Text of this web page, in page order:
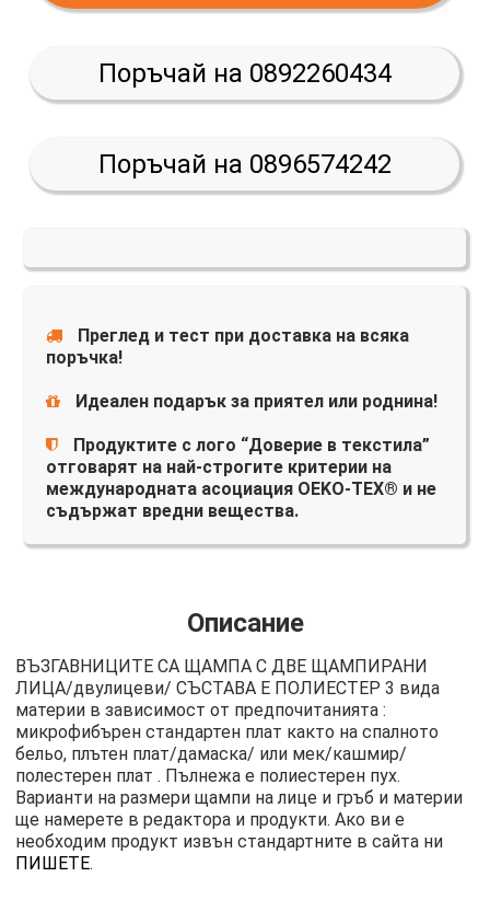
Поръчай на 0892260434
Поръчай на 0896574242
Преглед и тест при доставка на всяка
поръчка!
Идеален подарък за приятел или роднина!
Продуктите с лого “Доверие в текстила”
отговарят на най-строгите критерии на
международната асоциация OEKO-TEX® и не
съдържат вредни вещества.
Описание
ВЪЗГАВНИЦИТЕ СА ЩАМПА С ДВЕ ЩАМПИРАНИ
ЛИЦА/двулицеви/ СЪСТАВА Е ПОЛИЕСТЕР 3 вида
материи в зависимост от предпочитанията :
микрофибърен стандартен плат както на спалното
бельо, плътен плат/дамаска/ или мек/кашмир/
полестерен плат . Пълнежа е полиестерен пух.
Варианти на размери щампи на лице и гръб и материи
ще намерете в редактора и продукти. Ако ви е
необходим продукт извън стандартните в сайта ни
ПИШЕТЕ.